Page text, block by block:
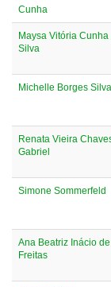
Cunha
Maysa Vitória Cunha
Silva
Michelle Borges Silva
Renata Vieira
Gabriel
Simone Sommerfeld
Ana Beatriz Inácio de
Freitas